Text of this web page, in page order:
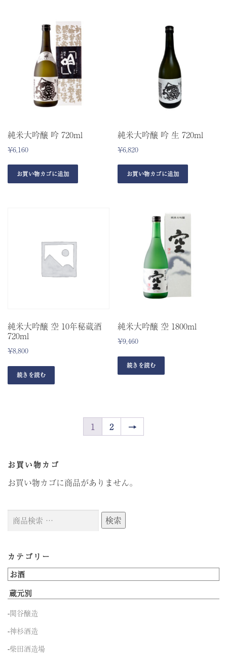
純米大吟醸 吟 720ml
¥6,160
お買い物カゴに追加
純米大吟醸 吟 生 720ml
¥6,820
お買い物カゴに追加
純米大吟醸 空 10年秘蔵酒
720ml
¥8,800
続きを読む
純米大吟醸 空 1800ml
¥9,460
続きを読む
1 2 →
お買い物カゴ
お買い物カゴに商品がありません。
検
象:
検索
カテゴリー
お酒
蔵元別
-関谷醸造
-神杉酒造
-柴田酒造場